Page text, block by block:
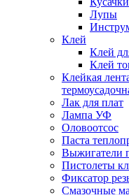
Лупы
Клей
Клей
Клей
Клейкая
Лак для плат
Лампа УФ
Оловоотсос
Паста
Выжигатели
Пистолеты
Фиксатор
Смазочные